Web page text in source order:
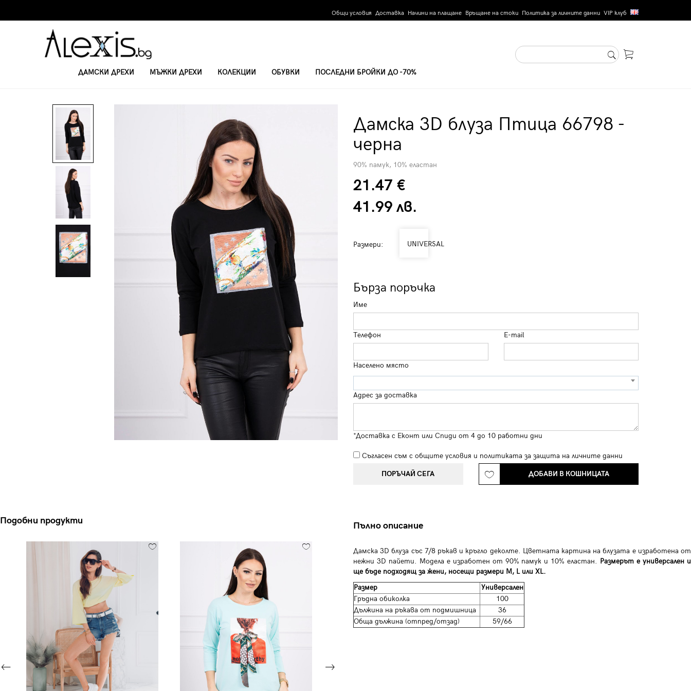
Общи условия Доставка Начини на плащане Връщане на стоки Политика за личните данни VIP клуб
ДАМСКИ ДРЕХИ МЪЖКИ ДРЕХИ КОЛЕКЦИИ ОБУВКИ ПОСЛЕДНИ БРОЙКИ ДО -70%
Дамска 3D блуза Птица 66798 -
черна
90% памук, 10% еластан
21.47 €
41.99 лв.
Размери: UNIVERSAL
Бърза поръчка
Име
Телефон E-mail
Населено място
Адрес за доставка
*Доставка с Еконт или Спиди от 4 до 10 работни дни
Съгласен съм с общите условия и политиката за защита на личните данни
ПОРЪЧАЙ СЕГА ДОБАВИ В КОШНИЦАТА
Подобни продукти Пълно описание
Дамска 3D блуза със 7/8 ръкав и кръгло деколте. Цветната картина на блузата е изработена от
нежни 3D пайети. Модела е изработен от 90% памук и 10% еластан. Размерът е универсален и
ще бъде подходящ за жени, носещи размери M, L или XL.
Размер
Универсален
Гръдна обиколка
100
Дължина на ръкава от подмишница
36
Обща дължина (отпред/отзад)
59/66